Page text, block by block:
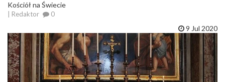
Kościół na Świecie
| Redaktor 0
9 Jul 2020